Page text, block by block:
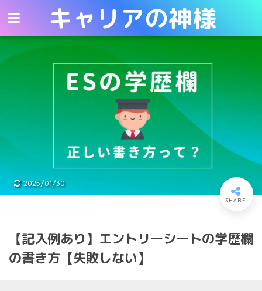
キャリアの神様キャリアの神様
2025/01/30
【記入例あり】エントリーシートの学歴欄
の書き方【失敗しない】